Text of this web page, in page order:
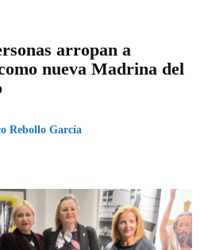
arropan a
nueva Madrina del
Rebollo García